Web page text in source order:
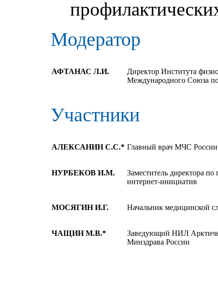
Модератор
АФТАНАС Л.И.
Директор Института
Международного Союза
Участники
АЛЕКСАНИН С.С.* Главный врач МЧС
НУРБЕКОВ И.М.
Заместитель директора
интернет-инициатив
МОСЯГИН И.Г. Начальник медицинской
ЧАЩИН М.В.*
Заведующий НИЛ
Минздрава России